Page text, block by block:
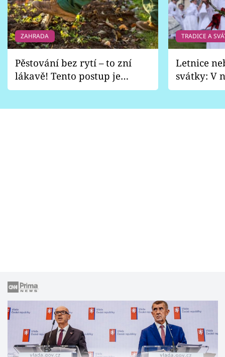
ZAHRADA
Pěstování bez rytí – to zní
lákavě! Tento postup je
vhodný jen pro některé
TRADICE A
Letnice
svátky: V
pondělí